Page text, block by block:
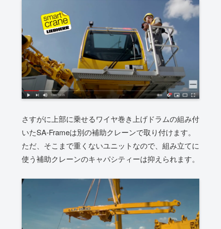
さすがに上部に乗せるワイヤ巻き上げドラムの組み付
いたSA-Frameは別の補助クレーンで取り付けます。
ただ、そこまで重くないユニットなので、組み立てに
使う補助クレーンのキャパシティーは抑えられます。